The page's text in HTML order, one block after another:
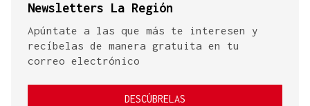
Newsletters La Región
Apúntate a las que más te interesen y
recíbelas de manera gratuita en tu
correo electrónico
DESCÚBRELAS